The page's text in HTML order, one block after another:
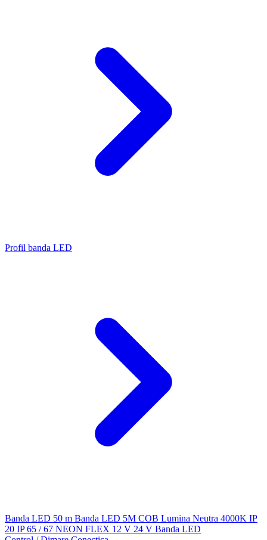
Profil banda LED
Banda LED 50 m Banda LED 5M COB Lumina Neutra 4000K IP
20 IP 65 / 67 NEON FLEX 12 V 24 V Banda LED